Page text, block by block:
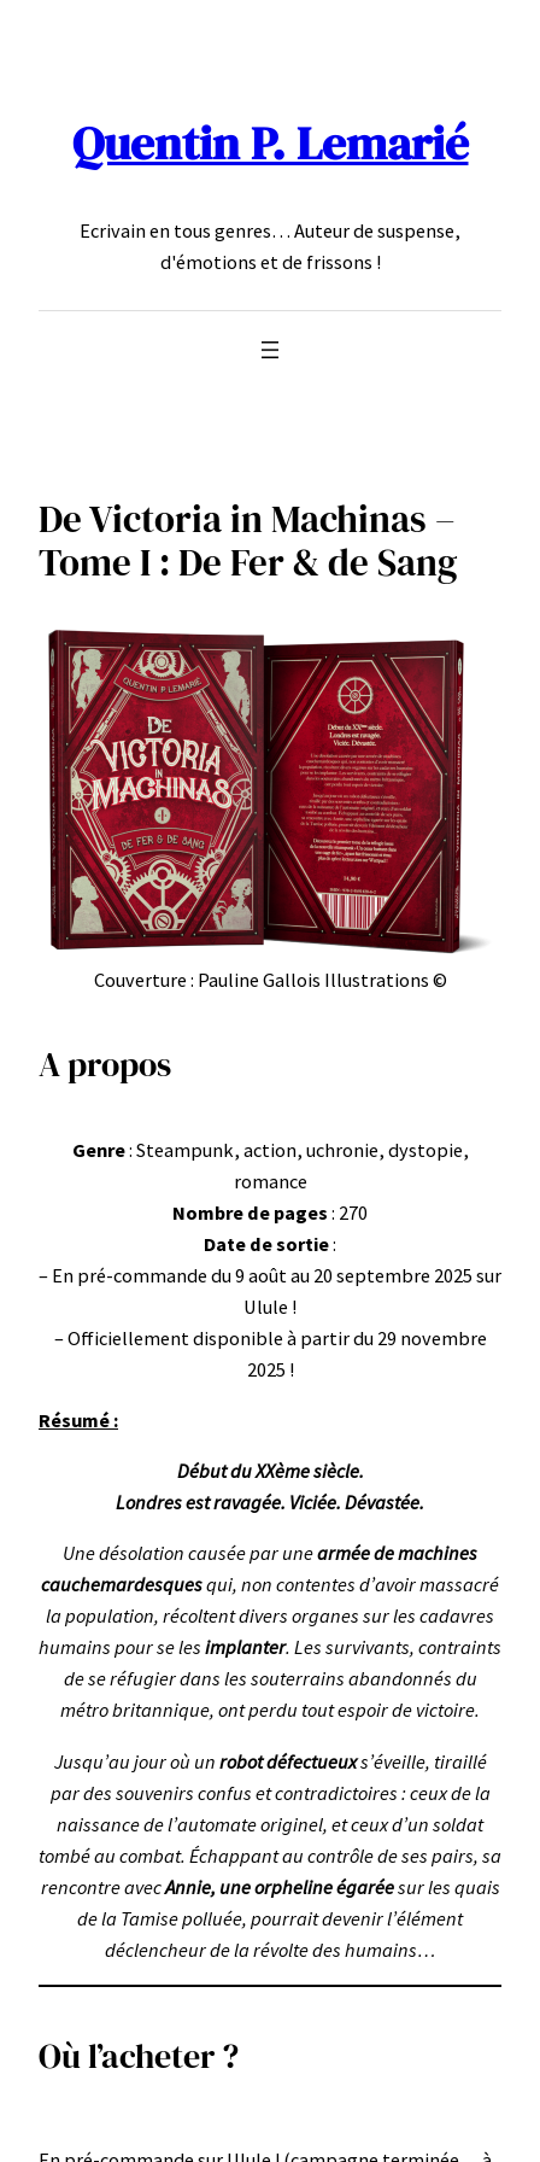
Quentin P. Lemarié
Ecrivain en tous genres… Auteur de suspense,
d'émotions et de frissons !
De Victoria in Machinas –
Tome I : De Fer & de Sang
Couverture : Pauline Gallois Illustrations ©
A propos
Genre: Steampunk, action, uchronie, dystopie,
romance
Nombre de pages : 270
Date de sortie:
– En pré-commande du 9 août au 20 septembre 2025 sur
Ulule !
– Officiellement disponible à partir du 29 novembre
2025 !
Résumé :
Début du XXème siècle.
Londres est ravagée. Viciée. Dévastée.
Une désolation causée par unearmée de machines
cauchemardesquesqui, non contentes d’avoir massacré
la population, récoltent divers organes sur les cadavres
humains pour se les implanter. Les survivants, contraints
de se réfugier dans les souterrains abandonnés du
métro britannique, ont perdu tout espoir de victoire.
Jusqu’au jour où un robot défectueuxs’éveille, tiraillé
par des souvenirs confus et contradictoires : ceux de la
naissance de l’automate originel, et ceux d’un soldat
tombé au combat. Échappant au contrôle de ses pairs, sa
rencontre avecAnnie, une orpheline égaréesur les quais
de la Tamise polluée, pourrait devenir l’élément
déclencheur de la révolte des humains…
Où l’acheter ?